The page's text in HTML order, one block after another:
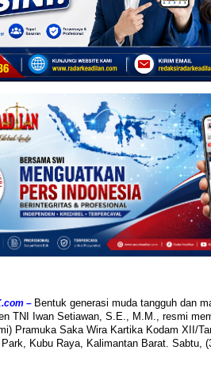
– Bentuk generasi muda tangguh dan
TNI Iwan Setiawan, S.E., M.M., resmi
Pramuka Saka Wira Kartika Kodam XII/
Kubu Raya, Kalimantan Barat. Sabtu,